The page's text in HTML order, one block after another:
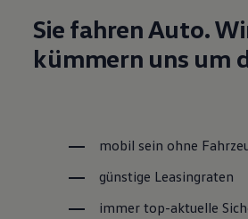
Sie fahren Auto.
kümmern uns um
mobil sein ohne
günstige Leasingraten
immer top-aktuelle